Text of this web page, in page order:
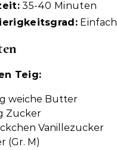
35-40 Minuten
Einfach
Teig:
weiche Butter
Zucker
Vanillezucker
(Gr. M)